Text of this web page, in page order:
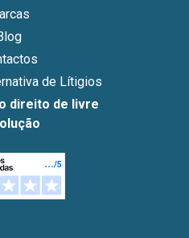
de Lítigios
direito de livre